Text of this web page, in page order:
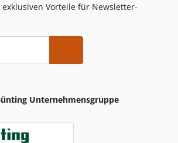
Vorteile für Newsletter-
Unternehmensgruppe